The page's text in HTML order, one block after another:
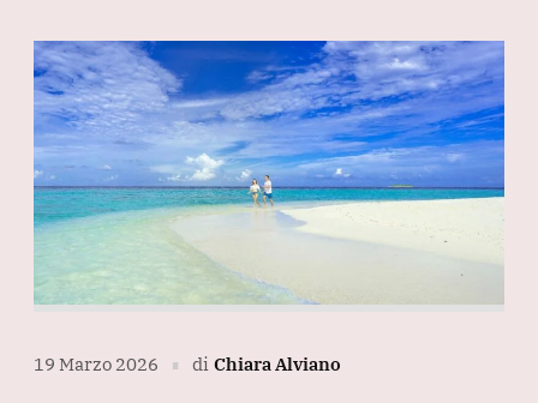
19 Marzo 2026 ∎ di Chiara Alviano